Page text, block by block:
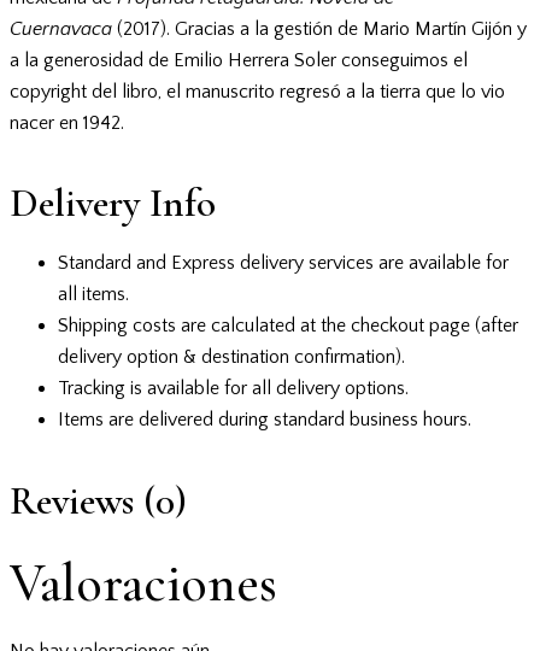
Cuernavaca (2017). Gracias a la gestión de Mario Martín Gijón y
a la generosidad de Emilio Herrera Soler conseguimos el
copyright del libro, el manuscrito regresó a la tierra que lo vio
nacer en 1942.
Delivery Info
Standard and Express delivery services are available for
all items.
Shipping costs are calculated at the checkout page (after
delivery option & destination confirmation).
Tracking is available for all delivery options.
Items are delivered during standard business hours.
Reviews (0)
Valoraciones